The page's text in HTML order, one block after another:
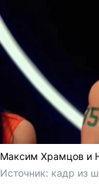
Максим Храмцов и
Источник: кадр из